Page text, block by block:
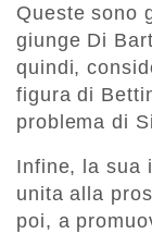
Queste sono
giunge Di
quindi,
figura di
problema di
Infine, la sua
unita alla
poi, a